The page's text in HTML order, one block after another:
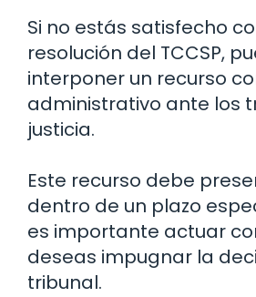
Si no estás satisfecho
resolución del TCCSP,
interponer un recurso
administrativo ante los
justicia.
Este recurso debe
dentro de un plazo
es importante actuar
deseas impugnar la
tribunal.